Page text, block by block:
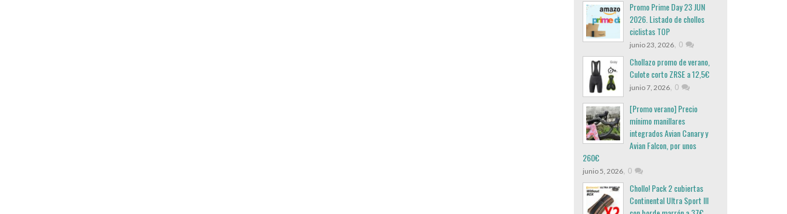
Promo Prime Day 23 JUN
2026. Listado de chollos
ciclistas TOP
junio 23, 2026, 0
Chollazo promo de verano,
Culote corto ZRSE a 12,5€
junio 7, 2026, 0
[Promo verano] Precio
mínimo manillares
integrados Avian Canary y
Avian Falcon, por unos
260€
junio 5, 2026, 0
Chollo! Pack 2 cubiertas
Continental Ultra Sport III